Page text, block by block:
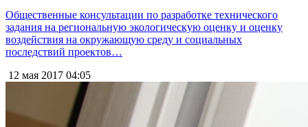
Общественные консультации по разработке технического
задания на региональную экологическую оценку и оценку
воздействия на окружающую среду и социальных
последствий проектов…
12 мая 2017 04:05